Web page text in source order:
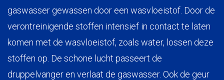
gaswasser gewassen door een wasvloeistof. Door de
verontreinigende stoffen intensief in contact te laten
komen met de wasvloeistof, zoals water, lossen deze
stoffen op. De schone lucht passeert de
druppelvanger en verlaat de gaswasser. Ook de geur